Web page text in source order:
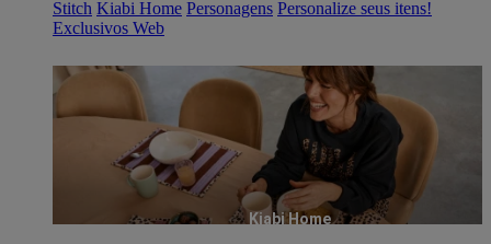
Stitch Kiabi Home Personagens Personalize seus itens!
Exclusivos Web
Kiabi Home